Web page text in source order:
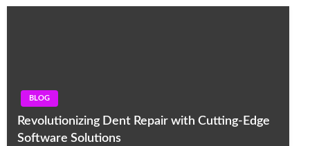
BLOG
Revolutionizing Dent Repair with Cutting-Edge
Software Solutions